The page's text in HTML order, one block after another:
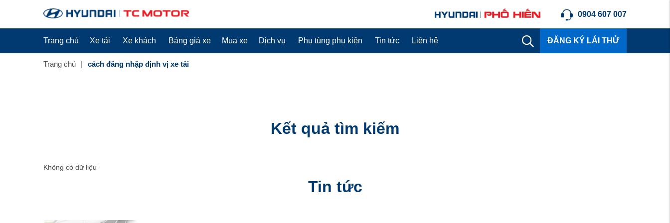
0904 607 007
Trang chủ Xe tải Xe khách Bảng giá xe Mua xe Dịch vụ Phụ tùng phụ kiện Tin tức Liên hệ ĐĂNG KÝ LÁI THỬ
Trang chủ cách đăng nhập định vị xe tải
Kết quả tìm kiếm
Không có dữ liệu
Tin tức